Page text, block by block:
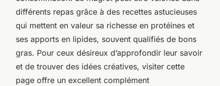
différents repas grâce à des recettes astucieuses
qui mettent en valeur sa richesse en protéines et
ses apports en lipides, souvent qualifiés de bons
gras. Pour ceux désireux d’approfondir leur savoir
et de trouver des idées créatives, visiter cette
page offre un excellent complément